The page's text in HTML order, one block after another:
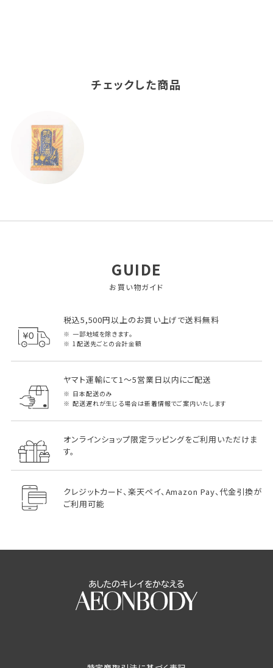
チェックした商品
GUIDE
お買い物ガイド
税込5,500円以上のお買い上げで送料無料
一部地域を除きます。
1配送先ごとの合計金額
ヤマト運輸にて1～5営業日以内にご配送
日本配送のみ
配送遅れが生じる場合は新着情報でご案内いたします
オンラインショップ限定ラッピングをご利用いただけま
す。
クレジットカード、楽天ペイ、Amazon Pay、代金引換が
ご利用可能